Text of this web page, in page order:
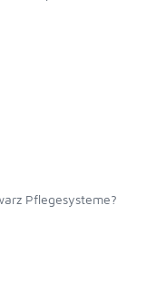
Pflegesysteme?